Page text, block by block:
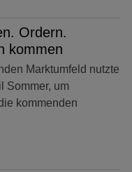
Ordern.
kommen
Marktumfeld nutzte
Sommer, um
kommenden